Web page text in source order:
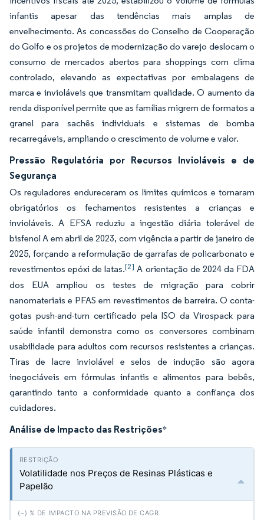
infantis apesar das tendências mais amplas de
envelhecimento. As concessões do Conselho de Cooperação
do Golfo e os projetos de modernização do varejo deslocam o
consumo de mercados abertos para shoppings com clima
controlado, elevando as expectativas por embalagens de
marca e invioláveis que transmitam qualidade. O aumento da
renda disponível permite que as famílias migrem de formatos a
granel para sachês individuais e sistemas de bomba
recarregáveis, ampliando o crescimento de volume e valor.
Pressão Regulatória por Recursos Invioláveis e de
Segurança
Os reguladores endureceram os limites químicos e tornaram
obrigatórios os fechamentos resistentes a crianças e
invioláveis. A EFSA reduziu a ingestão diária tolerável de
bisfenol A em abril de 2023, com vigência a partir de janeiro de
2025, forçando a reformulação de garrafas de policarbonato e
revestimentos epóxi de latas.[2] A orientação de 2024 da FDA
dos EUA ampliou os testes de migração para cobrir
nanomateriais e PFAS em revestimentos de barreira. O conta-
gotas push-and-turn certificado pela ISO da Virospack para
saúde infantil demonstra como os conversores combinam
usabilidade para adultos com recursos resistentes a crianças.
Tiras de lacre inviolável e selos de indução são agora
inegociáveis em fórmulas infantis e alimentos para bebês,
garantindo tanto a conformidade quanto a confiança dos
cuidadores.
Análise de Impacto das Restrições*
Volatilidade nos Preços de Resinas Plásticas e
Papelão